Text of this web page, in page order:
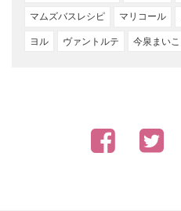
マムズバスレシピ マリコール
ヨル ヴァントルテ 今泉まいこ